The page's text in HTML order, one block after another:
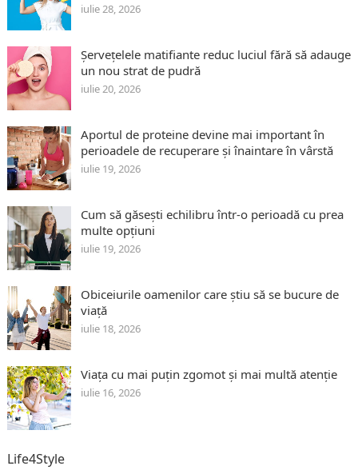
iulie 28, 2026
Șervețelele matifiante reduc luciul fără să adauge
un nou strat de pudră
iulie 20, 2026
Aportul de proteine devine mai important în
perioadele de recuperare și înaintare în vârstă
iulie 19, 2026
Cum să găsești echilibru într-o perioadă cu prea
multe opțiuni
iulie 19, 2026
Obiceiurile oamenilor care știu să se bucure de
viață
iulie 18, 2026
Viața cu mai puțin zgomot și mai multă atenție
iulie 16, 2026
Life4Style